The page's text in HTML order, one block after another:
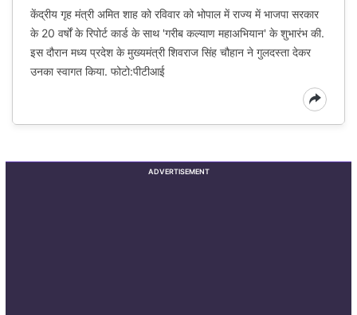
केंद्रीय गृह मंत्री अमित शाह को रविवार को भोपाल में राज्य में भाजपा सरकार
के 20 वर्षों के रिपोर्ट कार्ड के साथ 'गरीब कल्याण महाअभियान' के शुभारंभ की.
इस दौरान मध्य प्रदेश के मुख्यमंत्री शिवराज सिंह चौहान ने गुलदस्‍ता देकर
उनका स्‍वागत किया. फोटो:पीटीआई
ADVERTISEMENT